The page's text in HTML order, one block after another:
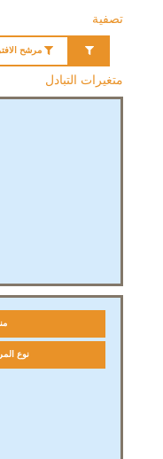
تصفية
مرشح
متغيرات التبادل
نوع